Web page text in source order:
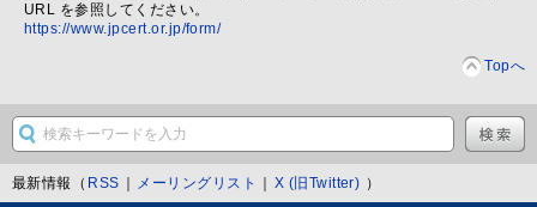
URL を参照してください。
https://www.jpcert.or.jp/form/
Topへ
最新情報（ RSS メーリングリスト X (旧Twitter) ）